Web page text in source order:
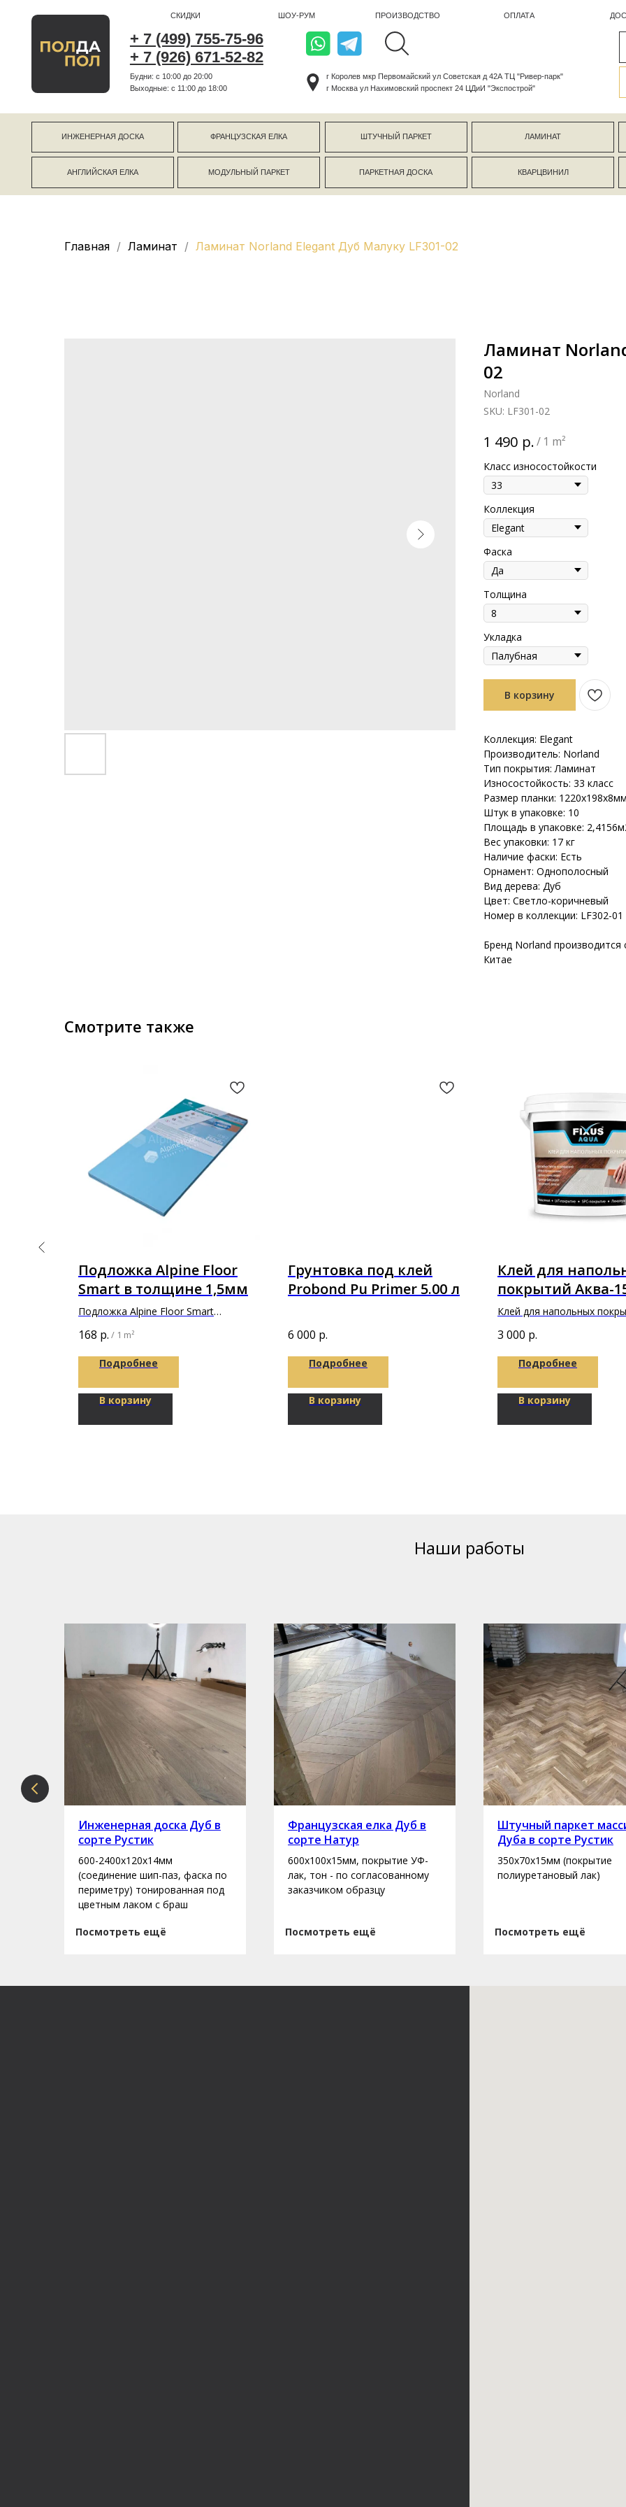
+ 7 (499) 755-75-96
+ 7 (926) 671-52-82
СКИДКИ ШОУ-РУМ ПРОИЗВОДСТВО
Будни: с 10:00 до 20:00
Выходные: c 11:00 до 18:00
г Москва ул Нахимовский проспект 24 ЦДиИ "Экспострой"
ИНЖЕНЕРНАЯ ДОСКА
АНГЛИЙСКАЯ ЕЛКА
ФРАНЦУЗСКАЯ ЕЛКА
ПАРКЕТНАЯ ДОСКА
МОДУЛЬНЫЙ ПАРКЕТ
ШТУЧНЫЙ ПАРКЕТ
КВАРЦВИНИЛ СТЕНОВЫЕ
ЛАМИНАТ
Главная Ламинат Ламинат Norland Elegant Дуб Малуку LF301-02
Ламинат
02
Norland
SKU: LF301-02
1 490 р./ 1 m²
Класс износостойкости
Коллекция
Фаска
Толщина
Укладка
В корзину
Коллекция: Elegant
Производитель: Norland
Тип покрытия: Ламинат
Износостойкость: 33 класс
Размер планки: 1220х198х8мм
Штук в упаковке: 10
Площадь в упаковке:
Вес упаковки: 17 кг
Наличие фаски: Есть
Орнамент: Однополосный
Вид дерева: Дуб
Цвет: Светло-коричневый
Номер в коллекции: LF302-01
Бренд Norland производится
Китае
Смотрите также
Подложка Alpine Floor
Smart в толщине 1,5мм
Подложка Alpine Floor Smart
168 р. / 1 m²
Подробнее
В корзину
Грунтовка под клей
Probond Pu Primer 5.00 л
6 000 р.
Подробнее
В корзину
Клей для
покрытий Аква-
"Фиксус"
Клей для напольных
3 000 р.
Подробнее
В корзину
Наши работы
Инженерная доска Дуб в
сорте Рустик
600-2400х120х14мм
(соединение шип-паз, фаска по
периметру) тонированная под
цветным лаком с браш
Посмотреть ещё
Французская елка Дуб в
сорте Натур
600х100х15мм, покрытие УФ-
лак, тон - по согласованному
заказчиком образцу
Посмотреть ещё
Штучный паркет
Дуба в сорте Рустик
350х70х15мм (покрытие
полиуретановый лак)
Посмотреть ещё